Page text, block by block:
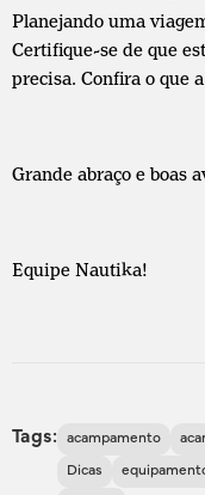
Planejando uma
Certifique-se de que
precisa. Confira o que a
Grande abraço e boas
Equipe Nautika!
Tags: acampamento
Dicas